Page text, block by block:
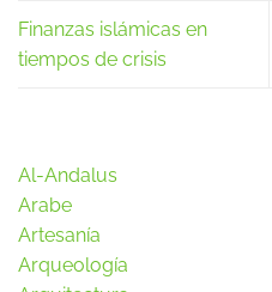
Finanzas islámicas en
tiempos de crisis
Al-Andalus
Arabe
Artesanía
Arqueología